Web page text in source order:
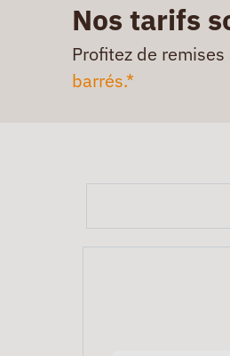
Nos tarifs
Profitez de remises
barrés.*